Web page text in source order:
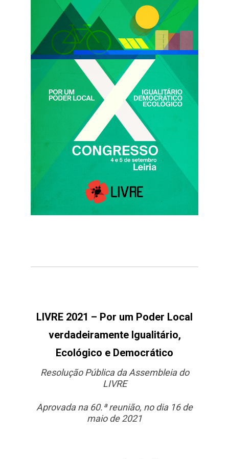
LIVRE 2021 – Por um Poder Local
verdadeiramente Igualitário,
Ecológico e Democrático
Resolução Pública da Assembleia do
LIVRE
Aprovada na 60.ª reunião, no dia 16 de
maio de 2021